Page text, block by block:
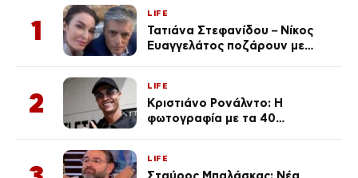
1
LIFE
Τατιάνα Στεφανίδου – Νίκος
Ευαγγελάτος ποζάρουν με
2
LIFE
Κριστιάνο Ρονάλντο: Η
φωτογραφία με τα 40
εκ. likes
LIFE